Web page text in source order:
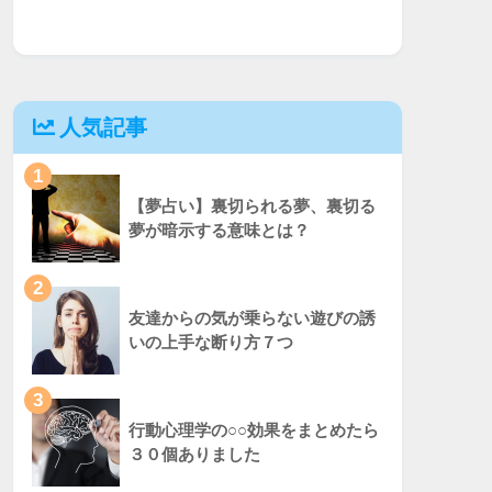
人気記事
1
【夢占い】裏切られる夢、裏切る
夢が暗示する意味とは？
2
友達からの気が乗らない遊びの誘
いの上手な断り方７つ
3
行動心理学の○○効果をまとめたら
３０個ありました